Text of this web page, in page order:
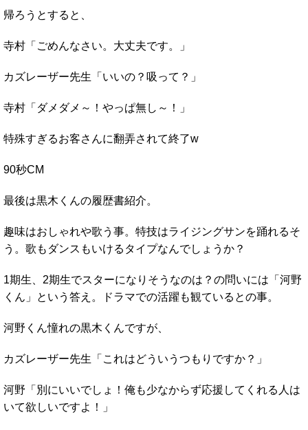
帰ろうとすると、
寺村「ごめんなさい。大丈夫です。」
カズレーザー先生「いいの？吸って？」
寺村「ダメダメ～！やっぱ無し～！」
特殊すぎるお客さんに翻弄されて終了w
90秒CM
最後は黒木くんの履歴書紹介。
趣味はおしゃれや歌う事。特技はライジングサンを踊れるそ
う。歌もダンスもいけるタイプなんでしょうか？
1期生、2期生でスターになりそうなのは？の問いには「河野
くん」という答え。ドラマでの活躍も観ているとの事。
河野くん憧れの黒木くんですが、
カズレーザー先生「これはどういうつもりですか？」
河野「別にいいでしょ！俺も少なからず応援してくれる人は
いて欲しいですよ！」